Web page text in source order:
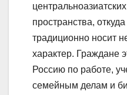
пространства,
традиционно носит
характер. Граждане
Россию по работе,
семейным делам и